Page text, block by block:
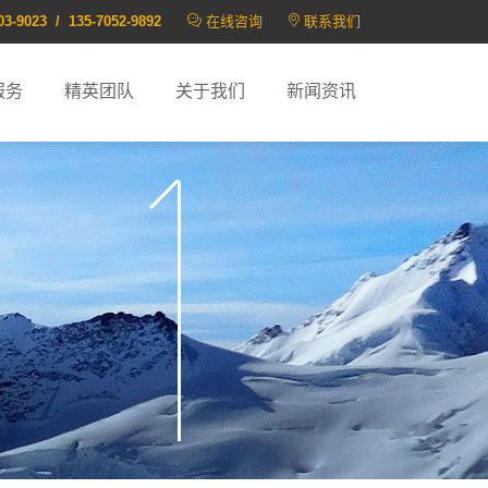
9023 / 135-7052-9892 在线咨询 联系我们
务 精英团队 关于我们 新闻资讯